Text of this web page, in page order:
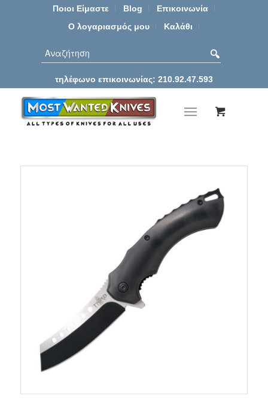
Ποιοι Είμαστε Blog
Επικοινωνία
Ο λογαριασμός μου
Καλάθι
τηλέφωνο επικοινωνίας: 210.92.47.593